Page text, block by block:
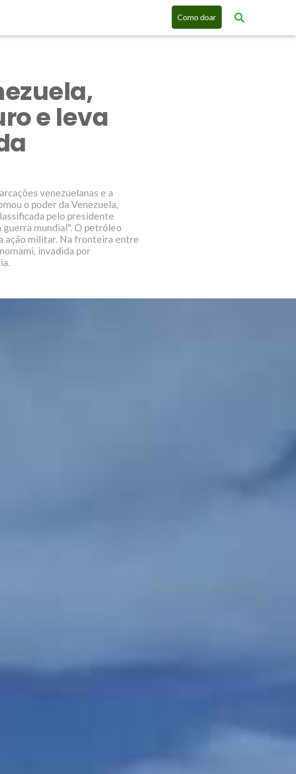
Como doar
e leva
venezuelanas e a
o poder da Venezuela,
pelo presidente
mundial". O petróleo
ação militar. Na fronteira entre
invadida por